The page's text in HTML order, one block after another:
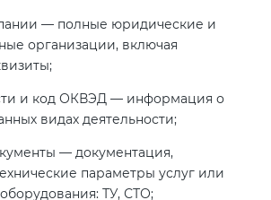
— полные юридические и
организации, включая
и код ОКВЭД — информация о
видах деятельности;
— документация,
параметры услуг или
ТУ, СТО;